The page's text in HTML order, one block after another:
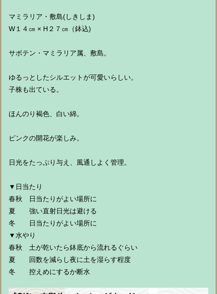
マミラリア・敷島(しきしま)
W１４㎝ × H２７㎝（鉢込)
サボテン・マミラリア属、敷島。
ゆるっとしたシルエットが可愛いらしい。
子株も出ている。
ほんのり褐色、白い綿。
ピンクの開花が楽しみ。
日光をたっぷり与え、風通しよく管理。
▼日当たり
春秋 日当たりがよい場所に
夏 強い直射日光は避ける
冬 日当たりがよい場所に
▼水やり
春秋 土が乾いたら鉢底から流れるぐらい
夏 回数を減らし夜に土を湿らす程度
冬 控えめにするか断水